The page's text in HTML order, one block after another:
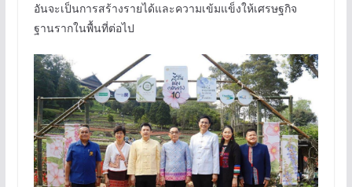
อันจะเป็นการสร้างรายได้และความเข้มแข็งให้เศรษฐกิจ
ฐานรากในพื้นที่ต่อไป